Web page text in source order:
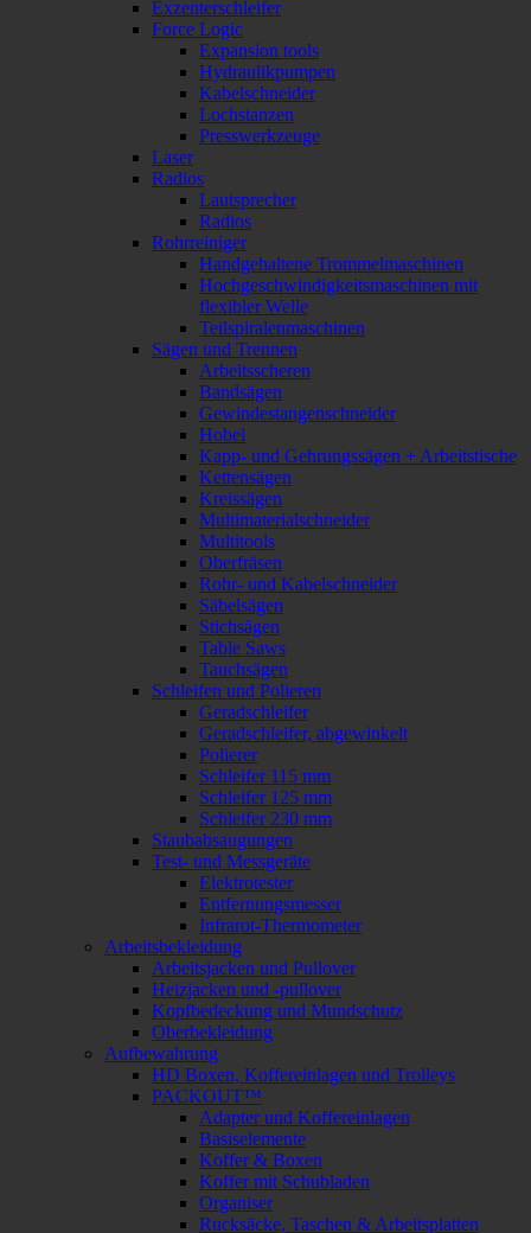
Exzenterschleifer
Force Logic
Expansion tools
Hydraulikpumpen
Kabelschneider
Lochstanzen
Presswerkzeuge
Laser
Radios
Lautsprecher
Radios
Rohrreiniger
Handgehaltene Trommelmaschinen
Hochgeschwindigkeitsmaschinen mit
flexibler Welle
Teilspiralenmaschinen
Sägen und Trennen
Arbeitsscheren
Bandsägen
Gewindestangenschneider
Hobel
Kapp- und Gehrungssägen + Arbeitstische
Kettensägen
Kreissägen
Multimaterialschneider
Multitools
Oberfräsen
Rohr- und Kabelschneider
Säbelsägen
Stichsägen
Table Saws
Tauchsägen
Schleifen und Polieren
Geradschleifer
Geradschleifer, abgewinkelt
Polierer
Schleifer 115 mm
Schleifer 125 mm
Schleifer 230 mm
Staubabsaugungen
Test- und Messgeräte
Elektrotester
Entfernungsmesser
Infrarot-Thermometer
Arbeitsbekleidung
Arbeitsjacken und Pullover
Heizjacken und -pullover
Kopfbedeckung und Mundschutz
Oberbekleidung
Aufbewahrung
HD Boxen, Koffereinlagen und Trolleys
PACKOUT™
Adapter und Koffereinlagen
Basiselemente
Koffer & Boxen
Koffer mit Schubladen
Organiser
Rucksäcke, Taschen & Arbeitsplatten